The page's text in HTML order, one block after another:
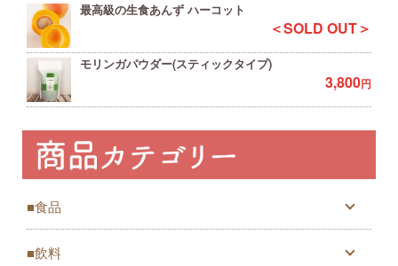
最高級の生食あんず ハーコット
＜SOLD OUT＞
モリンガパウダー(スティックタイプ)
3,800円
■食品
■飲料